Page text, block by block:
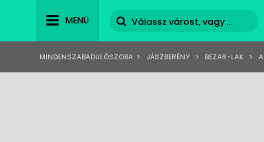
MENÜ
MINDENSZABADULÓSZOBA > JÁSZBERÉNY > BEZAR-LAK >